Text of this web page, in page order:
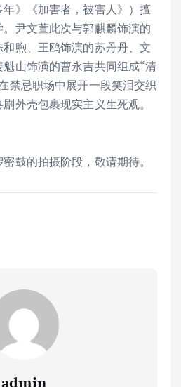
》《加害者，被害人》）擅
尹文萱此次与郭麒麟饰演的
煦、王鸥饰演的苏丹丹、文
山饰演的曹永吉共同组成“清
禁忌职场中展开一段笑泪交织
外壳包裹现实主义生死观。
鼓的拍摄阶段，敬请期待。
admin